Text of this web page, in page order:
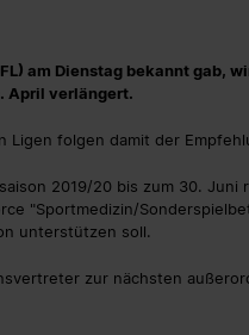
am Dienstag bekannt gab,
April verlängert.
folgen damit der
2019/20 bis zum 30.
"Sportmedizin/
unterstützen soll.
zur nächsten